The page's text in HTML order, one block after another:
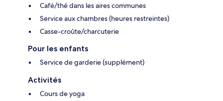
Café/thé dans les aires communes
Service aux chambres (heures restreintes)
Casse-croûte/charcuterie
Pour les enfants
Service de garderie (supplément)
Activités
Cours de yoga